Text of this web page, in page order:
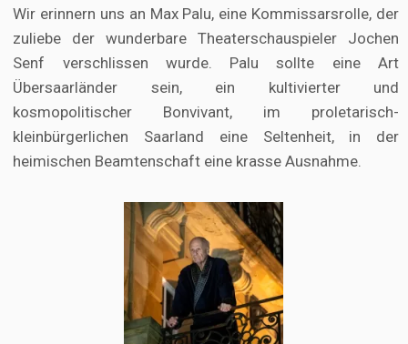
Wir erinnern uns an Max Palu, eine Kommissarsrolle, der
zuliebe der wunderbare Theaterschauspieler Jochen
Senf verschlissen wurde. Palu sollte eine Art
Übersaarländer sein, ein kultivierter und
kosmopolitischer Bonvivant, im proletarisch-
kleinbürgerlichen Saarland eine Seltenheit, in der
heimischen Beamtenschaft eine krasse Ausnahme.